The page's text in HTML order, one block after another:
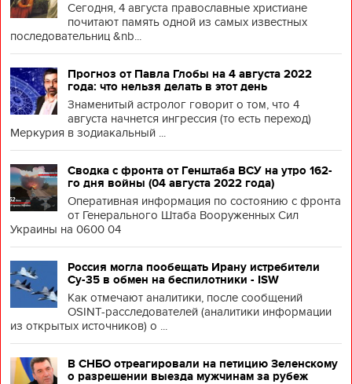
Сегодня, 4 августа православные христиане
почитают память одной из самых известных
последовательниц &nb...
Прогноз от Павла Глобы на 4 августа 2022
года: что нельзя делать в этот день
Знаменитый астролог говорит о том, что 4
августа начнется ингрессия (то есть переход)
Меркурия в зодиакальный ...
Сводка с фронта от Генштаба ВСУ на утро 162-
го дня войны (04 августа 2022 года)
Оперативная информация по состоянию с фронта
от Генерального Штаба Вооруженных Сил
Украины на 0600 04
Россия могла пообещать Ирану истребители
Су-35 в обмен на беспилотники - ISW
Как отмечают аналитики, после сообщений
OSINT-расследователей (аналитики информации
из открытых источников) о ...
В СНБО отреагировали на петицию Зеленскому
о разрешении выезда мужчинам за рубеж